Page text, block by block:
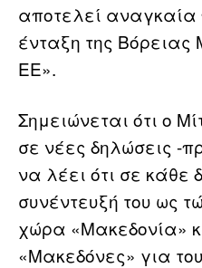
αποτελεί αναγκαία
ένταξη της Βόρειας
ΕΕ».
Σημειώνεται ότι ο
σε νέες δηλώσεις -
να λέει ότι σε κάθε
συνέντευξή του ως
χώρα «Μακεδονία»
«Μακεδόνες» για